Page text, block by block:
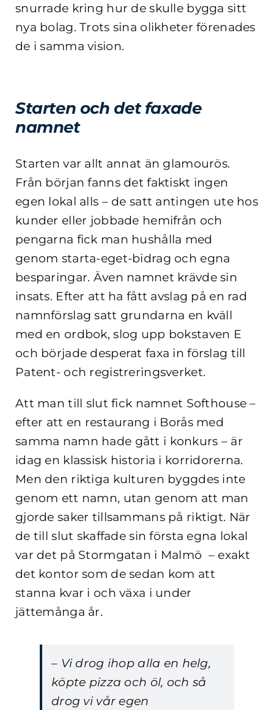
snurrade kring hur de skulle bygga sitt
nya bolag. Trots sina olikheter förenades
de i samma vision.
Starten och det faxade
namnet
Starten var allt annat än glamourös.
Från början fanns det faktiskt ingen
egen lokal alls – de satt antingen ute hos
kunder eller jobbade hemifrån och
pengarna fick man hushålla med
genom starta-eget-bidrag och egna
besparingar. Även namnet krävde sin
insats. Efter att ha fått avslag på en rad
namnförslag satt grundarna en kväll
med en ordbok, slog upp bokstaven E
och började desperat faxa in förslag till
Patent- och registreringsverket.
Att man till slut fick namnet Softhouse –
efter att en restaurang i Borås med
samma namn hade gått i konkurs – är
idag en klassisk historia i korridorerna.
Men den riktiga kulturen byggdes inte
genom ett namn, utan genom att man
gjorde saker tillsammans på riktigt. När
de till slut skaffade sin första egna lokal
var det på Stormgatan i Malmö – exakt
det kontor som de sedan kom att
stanna kvar i och växa i under
jättemånga år.
– Vi drog ihop alla en helg,
köpte pizza och öl, och så
drog vi vår egen